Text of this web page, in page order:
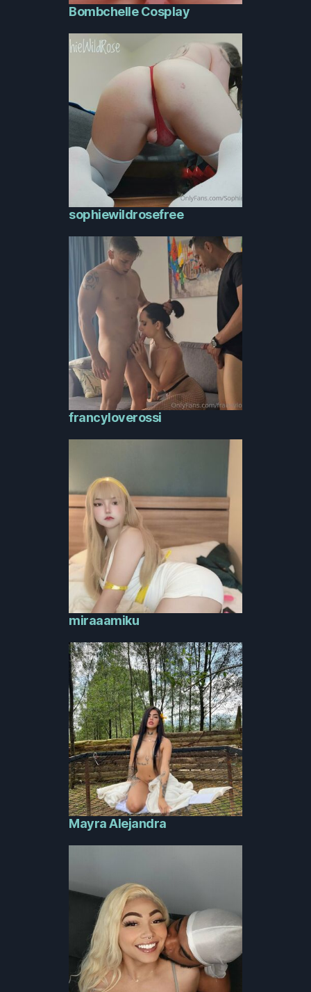
Bombchelle Cosplay
sophiewildrosefree
francyloverossi
miraaamiku
Mayra Alejandra